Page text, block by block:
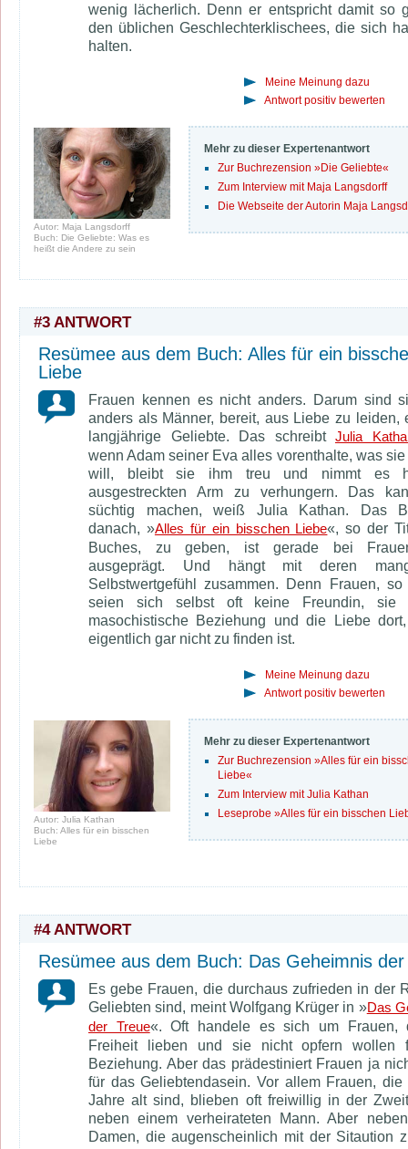
wenig lächerlich. Denn er entspricht damit so
den üblichen Geschlechterklischees, die sich
halten.
Meine Meinung dazu
Antwort positiv bewerten
Autor: Maja Langsdorff
Buch: Die Geliebte: Was es
heißt die Andere zu sein
Mehr zu dieser Expertenantwort
Zur Buchrezension »Die Geliebte«
Zum Interview mit Maja Langsdorff
Die Webseite der Autorin Maja
#3 ANTWORT
Resümee aus dem Buch: Alles für ein
Liebe
Frauen kennen es nicht anders. Darum sind
anders als Männer, bereit, aus Liebe zu leiden,
langjährige Geliebte. Das schreibt Julia
wenn Adam seiner Eva alles vorenthalte, was
will, bleibt sie ihm treu und nimmt es
ausgestreckten Arm zu verhungern. Das
süchtig machen, weiß Julia Kathan. Das
danach, »Alles für ein bisschen Liebe«, so der
Buches, zu geben, ist gerade bei
ausgeprägt. Und hängt mit deren
Selbstwertgefühl zusammen. Denn Frauen, so
seien sich selbst oft keine Freundin, sie
masochistische Beziehung und die Liebe
eigentlich gar nicht zu finden ist.
Meine Meinung dazu
Antwort positiv bewerten
Autor: Julia Kathan
Buch: Alles für ein bisschen
Liebe
Mehr zu dieser Expertenantwort
Zur Buchrezension »Alles für ein
Liebe«
Zum Interview mit Julia Kathan
Leseprobe »Alles für ein bisschen
#4 ANTWORT
Resümee aus dem Buch: Das Geheimnis
Es gebe Frauen, die durchaus zufrieden in der
Geliebten sind, meint Wolfgang Krüger in »Das
der Treue«. Oft handele es sich um Frauen,
Freiheit lieben und sie nicht opfern wollen
Beziehung. Aber das prädestiniert Frauen ja
für das Geliebtendasein. Vor allem Frauen, die
Jahre alt sind, blieben oft freiwillig in der
neben einem verheirateten Mann. Aber
Damen, die augenscheinlich mit der Sitaution